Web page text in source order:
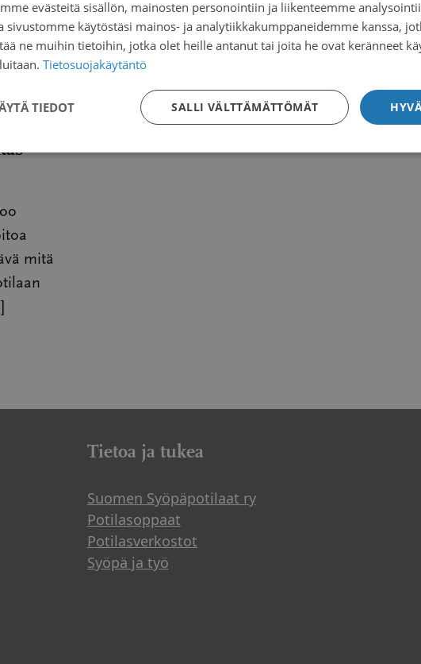
mitä
Tietoa ja tukea
Suomen Syöpäpotilaat ry
Potilasoppaat
Potilasverkostot
Syöpä ja työ
evästeitä sisällön, mainosten personointiin ja liikenteemme
sivustomme käytöstäsi mainos- ja analytiikkakumppaneidemme kanssa,
ne muihin tietoihin, jotka olet heille antanut tai joita he ovat keränneet
Tietosuojakäytäntö
SALLI VÄLTTÄMÄTTÖMÄT
TIEDOT